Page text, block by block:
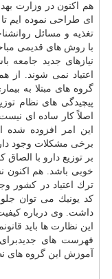
هم اكنون در وزارت
ای طراحی نموده ایم
تغذیه و مسائل
با روش های قدیمی
نیازهای جدید جامعه
اعتیاد نمی شوند.
گروه های مبتلا به
پیچیدگی های نظام
اصلاً كار ساده ای
این امر افزوده
برخی مشكلات وجود
بر توزیع دارو با
خوبی باشد. هم اكنون
ترك اعتیاد در كشور
كد یونیك می توان
داشت. وی درباره
این نظارت ها باید
فهرست های
آموزش این گروه های